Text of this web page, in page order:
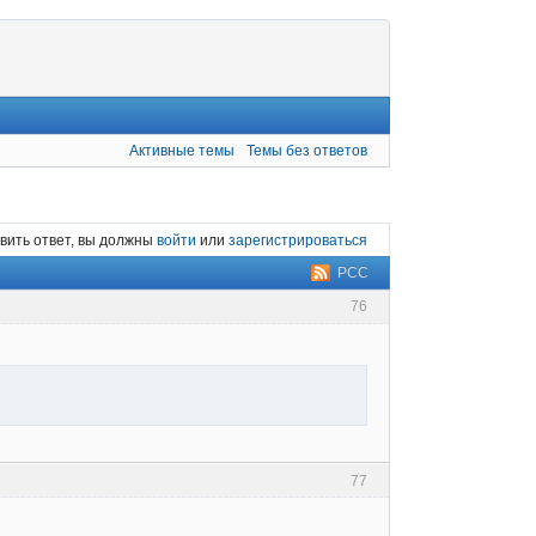
Активные темы Темы без ответов
ответ, вы должны войти или зарегистрироваться
РСС
76
77